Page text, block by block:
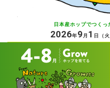
日本産ホップでつくっ
2026年9 月 1 日 （火